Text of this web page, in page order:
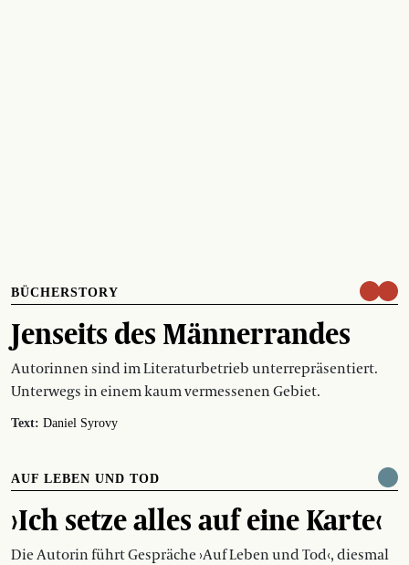
BÜCHERSTORY
Jenseits des Männerrandes
Autorinnen sind im Literaturbetrieb unterrepräsentiert.
Unterwegs in einem kaum vermessenen Gebiet.
Text: Daniel Syrovy
AUF LEBEN UND TOD
›Ich setze alles auf eine Karte‹
Die Autorin führt Gespräche ›Auf Leben und Tod‹, diesmal